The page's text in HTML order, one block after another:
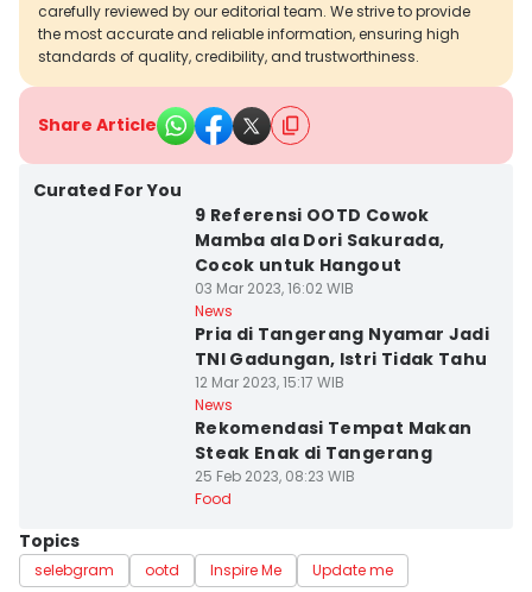
carefully reviewed by our editorial team. We strive to provide
the most accurate and reliable information, ensuring high
standards of quality, credibility, and trustworthiness.
Share Article
Curated For You
9 Referensi OOTD Cowok
Mamba ala Dori Sakurada,
Cocok untuk Hangout
03 Mar 2023, 16:02 WIB
News
Pria di Tangerang Nyamar Jadi
TNI Gadungan, Istri Tidak Tahu
12 Mar 2023, 15:17 WIB
News
Rekomendasi Tempat Makan
Steak Enak di Tangerang
25 Feb 2023, 08:23 WIB
Food
Topics
selebgram ootd Inspire Me Update me